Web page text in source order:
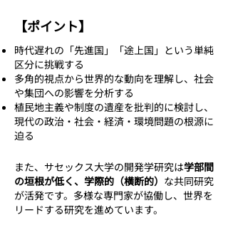
【ポイント】
時代遅れの「先進国」「途上国」という単純
区分に挑戦する
多角的視点から世界的な動向を理解し、社会
や集団への影響を分析する
植民地主義や制度の遺産を批判的に検討し、
現代の政治・社会・経済・環境問題の根源に
迫る
また、サセックス大学の開発学研究は学部間
の垣根が低く、学際的（横断的） な共同研究
が活発です。多様な専門家が協働し、世界を
リードする研究を進めています。